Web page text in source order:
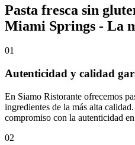
Pasta fresca sin
Miami Springs - La
01
Autenticidad y calidad
En Siamo Ristorante ofrecemos
ingredientes de la más alta
compromiso con la autenticidad
02